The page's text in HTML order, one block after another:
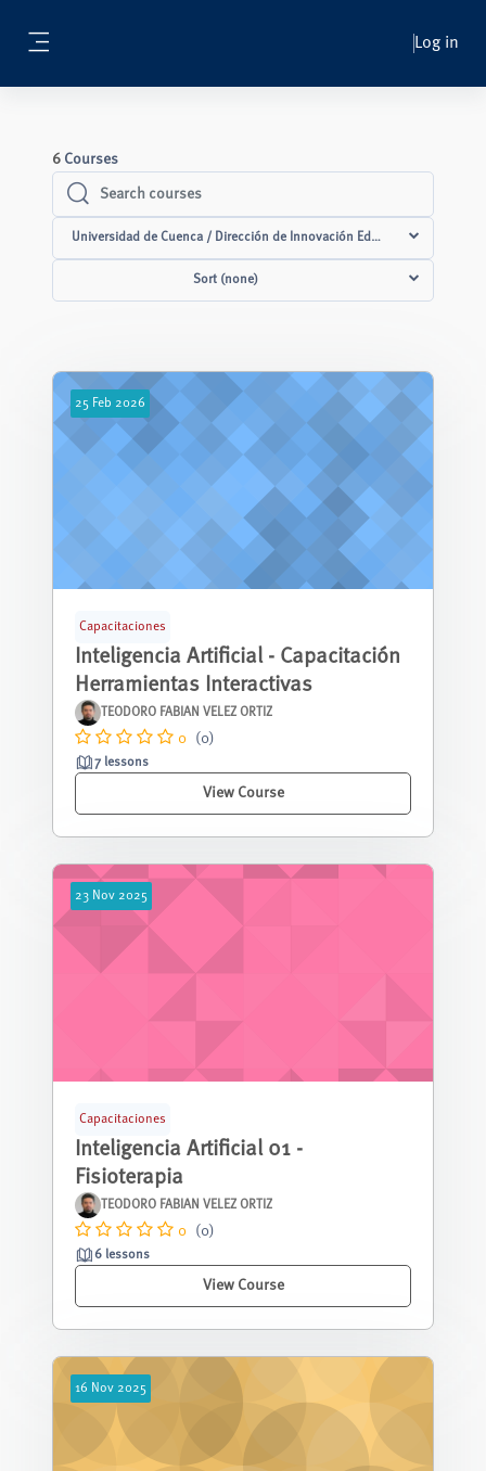
Log in
6 Courses
Search courses
Search courses
Universidad de Cuenca / Dirección de Innovación Educativa /
Sort (none)
25 Feb 2026
Capacitaciones
Inteligencia Artificial - Capacitación
Herramientas Interactivas
TEODORO FABIAN VELEZ ORTIZ
0 (0)
7 lessons
View Course
23 Nov 2025
Capacitaciones
Inteligencia Artificial 01 -
Fisioterapia
TEODORO FABIAN VELEZ ORTIZ
0 (0)
6 lessons
View Course
16 Nov 2025